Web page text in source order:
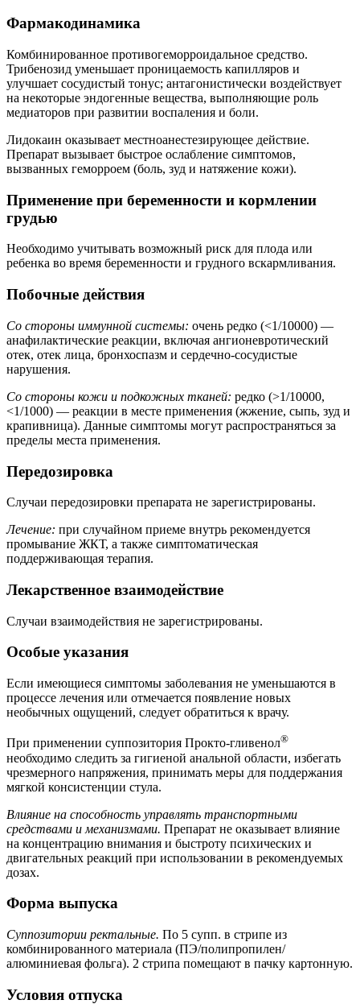
Фармакодинамика
Комбинированное противогеморроидальное средство.
Трибенозид уменьшает проницаемость капилляров и
улучшает сосудистый тонус; антагонистически воздействует
на некоторые эндогенные вещества, выполняющие роль
медиаторов при развитии воспаления и боли.
Лидокаин оказывает местноанестезирующее действие.
Препарат вызывает быстрое ослабление симптомов,
вызванных геморроем (боль, зуд и натяжение кожи).
Применение при беременности и кормлении
грудью
Необходимо учитывать возможный риск для плода или
ребенка во время беременности и грудного вскармливания.
Побочные действия
Со стороны иммунной системы: очень редко (<1/10000) —
анафилактические реакции, включая ангионевротический
отек, отек лица, бронхоспазм и сердечно-сосудистые
нарушения.
Со стороны кожи и подкожных тканей: редко (>1/10000,
<1/1000) — реакции в месте применения (жжение, сыпь, зуд и
крапивница). Данные симптомы могут распространяться за
пределы места применения.
Передозировка
Случаи передозировки препарата не зарегистрированы.
Лечение: при случайном приеме внутрь рекомендуется
промывание ЖКТ, а также симптоматическая
поддерживающая терапия.
Лекарственное взаимодействие
Случаи взаимодействия не зарегистрированы.
Особые указания
Если имеющиеся симптомы заболевания не уменьшаются в
процессе лечения или отмечается появление новых
необычных ощущений, следует обратиться к врачу.
При применении суппозитория Прокто-гливенол®
необходимо следить за гигиеной анальной области, избегать
чрезмерного напряжения, принимать меры для поддержания
мягкой консистенции стула.
Влияние на способность управлять транспортными
средствами и механизмами. Препарат не оказывает влияние
на концентрацию внимания и быстроту психических и
двигательных реакций при использовании в рекомендуемых
дозах.
Форма выпуска
Суппозитории ректальные. По 5 супп. в стрипе из
комбинированного материала (ПЭ/полипропилен/
алюминиевая фольга). 2 стрипа помещают в пачку картонную.
Условия отпуска